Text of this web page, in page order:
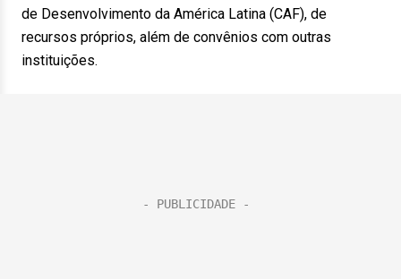
de Desenvolvimento da América Latina (CAF), de
recursos próprios, além de convênios com outras
instituições.